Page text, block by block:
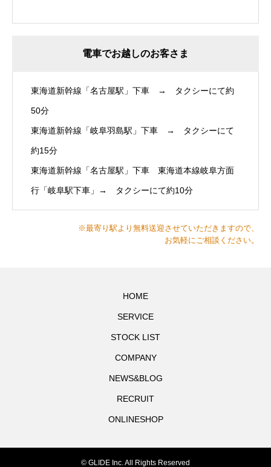
電車でお越しのお客さま
東海道新幹線「名古屋駅」下車 → タクシーにて約
50分
東海道新幹線「岐阜羽島駅」下車 → タクシーにて
約15分
東海道新幹線「名古屋駅」下車 東海道本線岐阜方面
行「岐阜駅下車」→ タクシーにて約10分
※最寄り駅より無料送迎させていただきますので、
お気軽にご相談ください。
HOME
SERVICE
STOCK LIST
COMPANY
NEWS&BLOG
RECRUIT
ONLINESHOP
© GLIDE Inc. All Rights Reserved